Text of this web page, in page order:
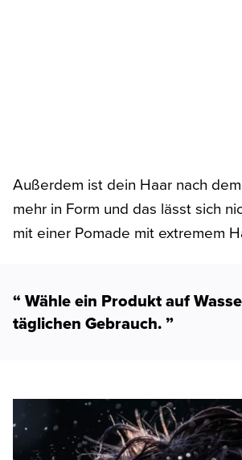
Außerdem ist dein Haar nach
mehr in Form und das lässt sich
mit einer Pomade mit extremem
“ Wähle ein Produkt auf
täglichen Gebrauch. ”